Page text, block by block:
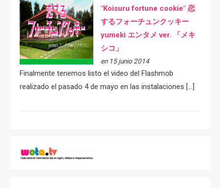
"Koisuru fortune cookie" 恋
するフォーチュンクッキー
yumeki エンタメ ver. 「メキ
シコ」
en 15 junio 2014
Finalmente tenemos listo el video del Flashmob
realizado el pasado 4 de mayo en las instalaciones […]